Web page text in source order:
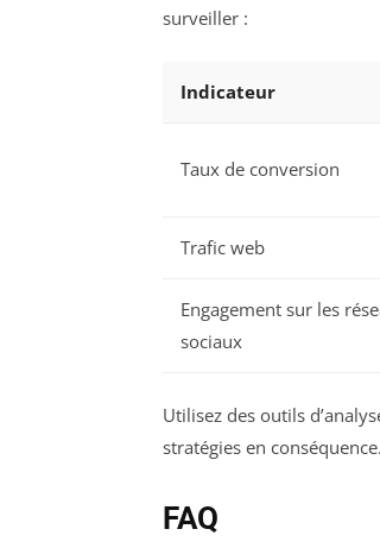
surveiller :
Indicateur
Taux de conversion
Trafic web
Engagement sur les
sociaux
Utilisez des outils
stratégies en conséquence.
FAQ